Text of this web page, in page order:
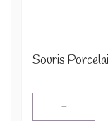
Souris
-